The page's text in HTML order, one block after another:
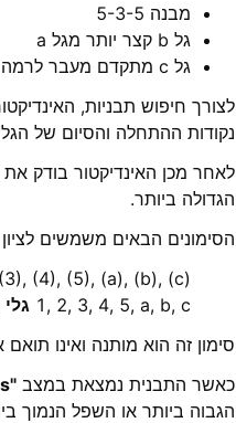
מבנה 5-3-5
גל b קצר יותר מגל a
גל c מתקדם מעבר לרמה של גל a
נקודות ההתחלה והסיום של
לאחר מכן האינדיקטור בודק
הגדולה ביותר.
הסימונים הבאים משמשים
(4), (5), (a), (b), (c)
1, 2, 3, 4, 5, a, b, c
סימון זה הוא מותנה ואינו
כאשר התבנית נמצאת במצב "In progress"
הגבוה ביותר או השפל הנמוך